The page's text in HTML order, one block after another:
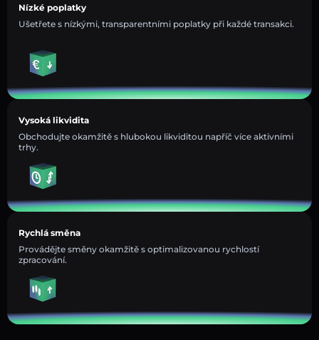
Nízké poplatky
Ušetřete s nízkými, transparentními poplatky při každé transakci.
Vysoká likvidita
Obchodujte okamžitě s hlubokou likviditou napříč více aktivními
trhy.
Rychlá směna
Provádějte směny okamžitě s optimalizovanou rychlostí
zpracování.